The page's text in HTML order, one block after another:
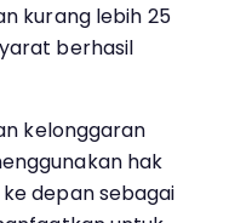
kurang lebih 25
berhasil
kelonggaran
hak
depan sebagai